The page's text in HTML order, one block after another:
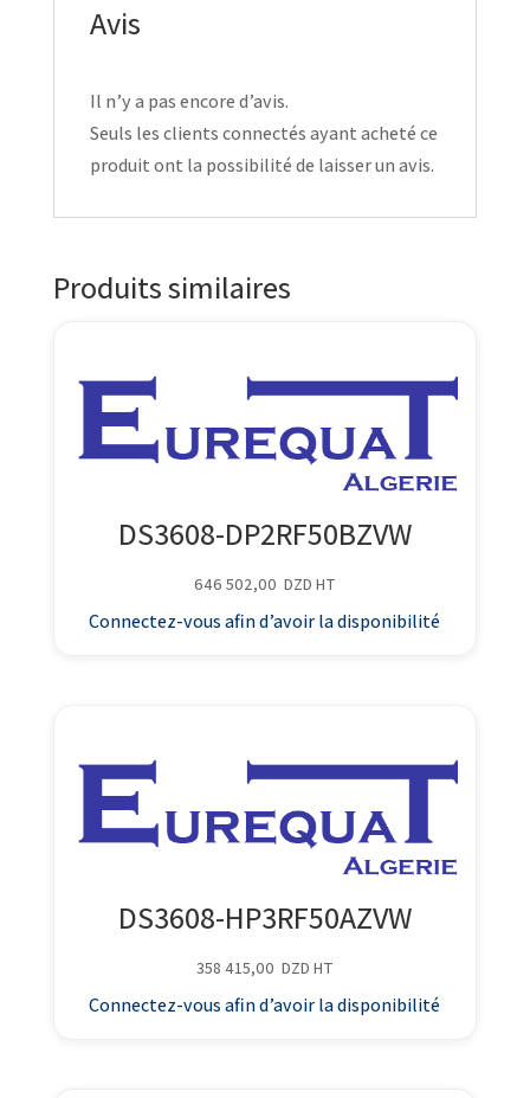
Avis
Il n’y a pas encore d’avis.
Seuls les clients connectés ayant acheté ce
produit ont la possibilité de laisser un avis.
Produits similaires
DS3608-DP2RF50BZVW
646 502,00 DZD HT
Connectez-vous afin d’avoir la disponibilité
DS3608-HP3RF50AZVW
358 415,00 DZD HT
Connectez-vous afin d’avoir la disponibilité